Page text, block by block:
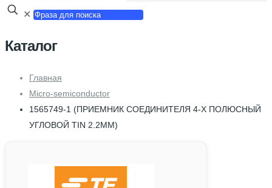
✕
Каталог
Главная
Micro-semiconductor
1565749-1 (ПРИЕМНИК СОЕДИНИТЕЛЯ 4-Х ПОЛЮСНЫЙ
УГЛОВОЙ TIN 2.2MM)